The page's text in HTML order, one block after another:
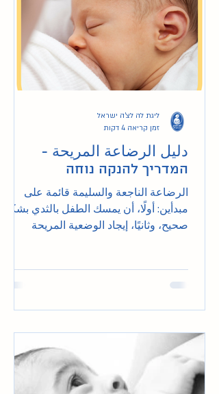
دليل الرضاعة المريحة -
המדריך להנקה נוחה
الرضاعة الناجعة والسليمة قائمة على
مبدأين: أولًا، أن يمسك الطفل بالثدي بشكل
صحيح، وثانيًا، إيجاد الوضعية المريحة
ליגת לה לצ'ה ישראל
זמן קריאה 4 דקות